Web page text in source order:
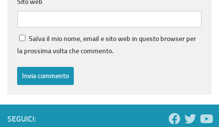
Sito web
Salva il mio nome, email e sito web in questo browser per
la prossima volta che commento.
SEGUICI: